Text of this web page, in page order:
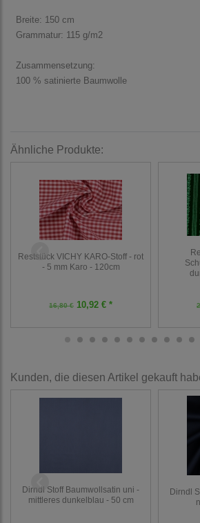
Breite: 150 cm
Grammatur: 115 g/m2
Zusammensetzung:
100 % satinierte Baumwolle
Ähnliche Produkte:
Reststück VICHY KARO-Stoff - rot
- 5 mm Karo - 120cm
16,80 € 10,92 € *
Kunden, die diesen Artikel gekauft
Dirndl Stoff Baumwollsatin uni -
mittleres dunkelblau - 50 cm
Dirndl